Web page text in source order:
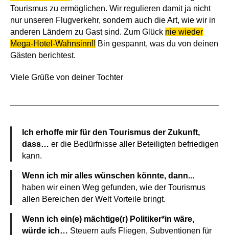
Tourismus zu ermöglichen. Wir regulieren damit ja nicht
nur unseren Flugverkehr, sondern auch die Art, wie wir in
anderen Ländern zu Gast sind. Zum Glück nie wieder
Mega-Hotel-Wahnsinn!! Bin gespannt, was du von deinen
Gästen berichtest.
Viele Grüße von deiner Tochter
Ich erhoffe mir für den Tourismus der Zukunft,
dass… er die Bedürfnisse aller Beteiligten befriedigen
kann.
Wenn ich mir alles wünschen könnte, dann...
haben wir einen Weg gefunden, wie der Tourismus
allen Bereichen der Welt Vorteile bringt.
Wenn ich ein(e) mächtige(r) Politiker*in wäre,
würde ich… Steuern aufs Fliegen, Subventionen für